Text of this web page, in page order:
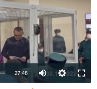
мавжуд эмас
27:48 Auto